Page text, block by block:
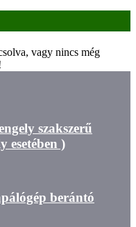
vagy nincs még
szakszerű
esetében )
berántó